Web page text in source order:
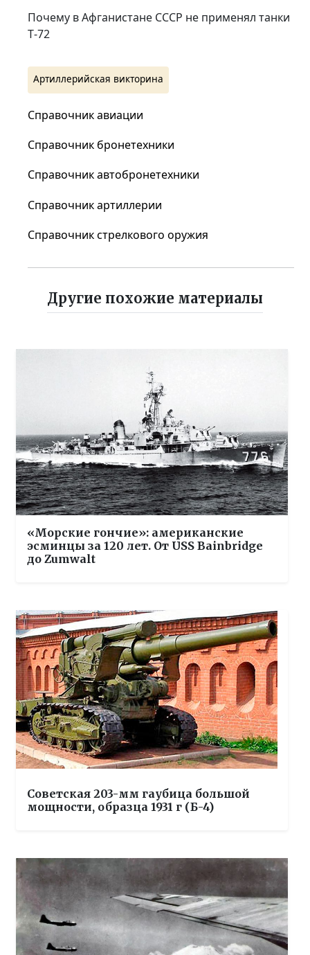
Почему в Афганистане СССР не применял танки
Т‑72
Артиллерийская викторина
Справочник авиации
Справочник бронетехники
Справочник автобронетехники
Справочник артиллерии
Справочник стрелкового оружия
Другие похожие материалы
«Морские гончие»: американские
эсминцы за 120 лет. От USS Bainbridge
до Zumwalt
Советская 203-мм гаубица большой
мощности, образца 1931 г (Б-4)